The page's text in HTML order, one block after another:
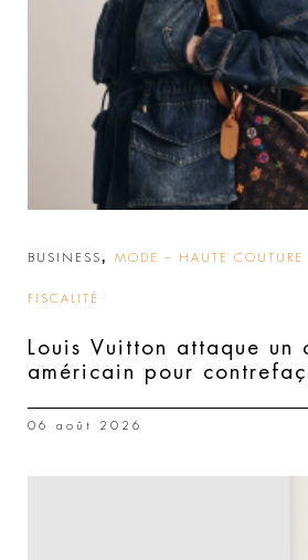
BUSINESS, MODE – HAUTE COUTURE
FISCALITÉ
Louis Vuitton attaque un
américain pour
06 août 2026